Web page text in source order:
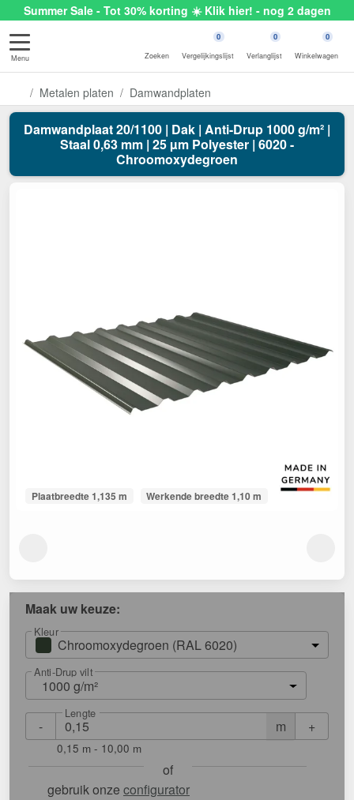
Summer Sale - Tot 30% korting ☀️ Klik hier! - nog 2 dagen
Menu Zoeken
0
Vergelijkingslijst
0
Verlanglijst
0
Winkelwagen
Metalen platen Damwandplaten
Damwandplaat 20/1100 | Dak | Anti-Drup 1000 g/m² |
Staal 0,63 mm | 25 µm Polyester | 6020 -
Chroomoxydegroen
Plaatbreedte 1,135 m Werkende breedte 1,10 m
Maak uw keuze:
Kleur
Chroomoxydegroen (RAL 6020)
Anti-Drup vilt
1000 g/m²
- m
Lengte
+
0,15 m - 10,00 m
of
gebruik onze configurator